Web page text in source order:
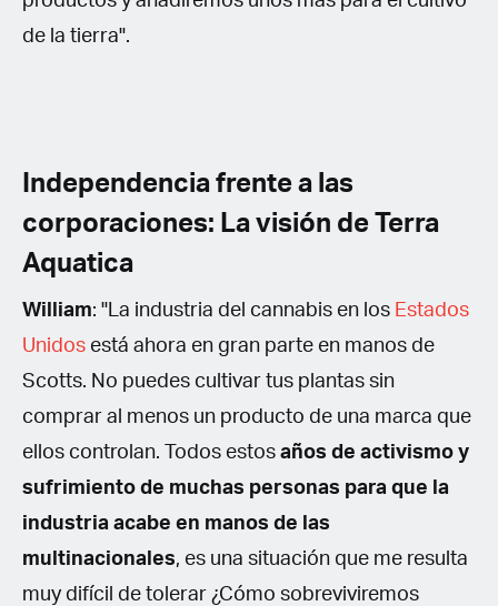
de la tierra".
Independencia frente a las
corporaciones: La visión de Terra
Aquatica
William: "La industria del cannabis en los Estados
Unidos está ahora en gran parte en manos de
Scotts. No puedes cultivar tus plantas sin
comprar al menos un producto de una marca que
ellos controlan. Todos estos años de activismo y
sufrimiento de muchas personas para que la
industria acabe en manos de las
multinacionales, es una situación que me resulta
muy difícil de tolerar ¿Cómo sobreviviremos